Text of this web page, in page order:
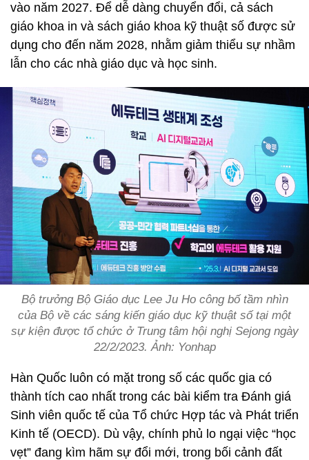
vào năm 2027. Để dễ dàng chuyển đổi, cả sách
giáo khoa in và sách giáo khoa kỹ thuật số được sử
dụng cho đến năm 2028, nhằm giảm thiểu sự nhầm
lẫn cho các nhà giáo dục và học sinh.
Bộ trưởng Bộ Giáo dục Lee Ju Ho công bố tầm nhìn
của Bộ về các sáng kiến giáo dục kỹ thuật số tại một
sự kiện được tổ chức ở Trung tâm hội nghị Sejong ngày
22/2/2023. Ảnh: Yonhap
Hàn Quốc luôn có mặt trong số các quốc gia có
thành tích cao nhất trong các bài kiểm tra Đánh giá
Sinh viên quốc tế của Tổ chức Hợp tác và Phát triển
Kinh tế (OECD). Dù vậy, chính phủ lo ngại việc “học
vẹt” đang kìm hãm sự đổi mới, trong bối cảnh đất